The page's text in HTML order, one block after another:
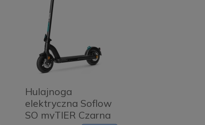
Hulajnoga
elektryczna Soflow
SO myTIER Czarna